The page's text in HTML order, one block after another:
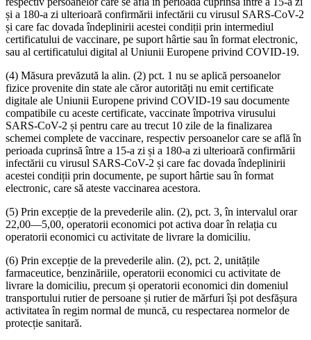
și a 180-a zi ulterioară confirmării infectării cu virusul SARS-CoV-2
și care fac dovada îndeplinirii acestei condiții prin intermediul
certificatului de vaccinare, pe suport hârtie sau în format electronic,
sau al certificatului digital al Uniunii Europene privind COVID-19.
(4) Măsura prevăzută la alin. (2) pct. 1 nu se aplică persoanelor
fizice provenite din state ale căror autorități nu emit certificate
digitale ale Uniunii Europene privind COVID-19 sau documente
compatibile cu aceste certificate, vaccinate împotriva virusului
SARS-CoV-2 și pentru care au trecut 10 zile de la finalizarea
schemei complete de vaccinare, respectiv persoanelor care se află în
perioada cuprinsă între a 15-a zi și a 180-a zi ulterioară confirmării
infectării cu virusul SARS-CoV-2 și care fac dovada îndeplinirii
acestei condiții prin documente, pe suport hârtie sau în format
electronic, care să ateste vaccinarea acestora.
(5) Prin excepție de la prevederile alin. (2), pct. 3, în intervalul orar
22,00—5,00, operatorii economici pot activa doar în relația cu
operatorii economici cu activitate de livrare la domiciliu.
(6) Prin excepție de la prevederile alin. (2), pct. 2, unitățile
farmaceutice, benzinăriile, operatorii economici cu activitate de
livrare la domiciliu, precum și operatorii economici din domeniul
transportului rutier de persoane și rutier de mărfuri își pot desfășura
activitatea în regim normal de muncă, cu respectarea normelor de
protecție sanitară.